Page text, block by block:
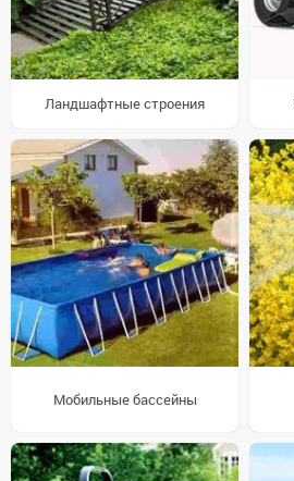
Ландшафтные строения
Мобильные бассейны